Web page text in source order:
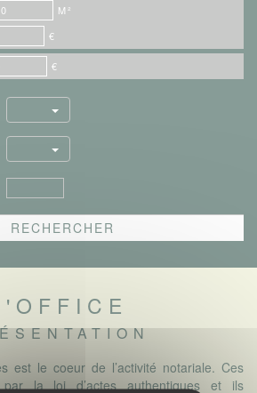
M²
€
€
est le coeur de l’activité notariale. Ces
la loi d’actes authentiques et ils